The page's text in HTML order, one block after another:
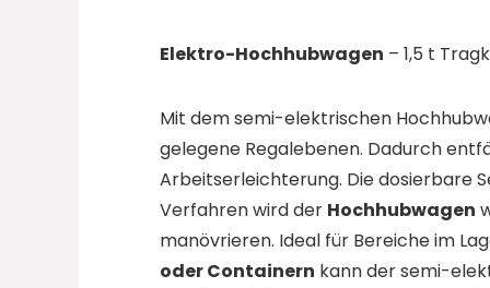
Elektro-Hochhubwagen – 1,5 t
Mit dem semi-elektrischen
gelegene Regalebenen. Dadurch
Arbeitserleichterung. Die dosierbare
Verfahren wird der Hochhubwagen
manövrieren. Ideal für Bereiche im
oder Containern kann der semi-